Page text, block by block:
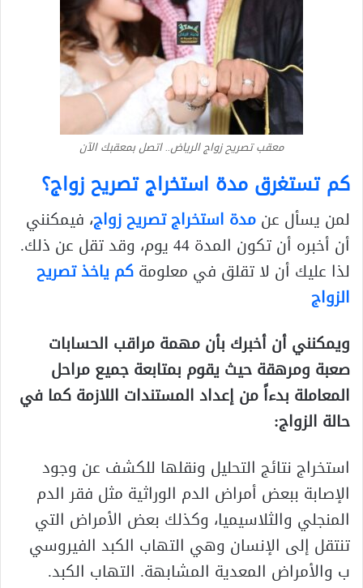
معقب تصريح زواج الرياض.. اتصل بمعقبك الآن
كم تستغرق مدة استخراج تصريح زواج؟
لمن يسأل عنمدة استخراج تصريح زواج، فيمكنني
أن أخبره أن تكون المدة 44 يوم، وقد تقل عن ذلك.
لذا عليك أن لا تقلق في معلومةكم ياخذ تصريح
الزواج
ويمكنني أن أخبرك بأن مهمة مراقب الحسابات
صعبة ومرهقة حيث يقوم بمتابعة جميع مراحل
المعاملة بدءاً من إعداد المستندات اللازمة كما في
حالة الزواج:
استخراج نتائج التحليل ونقلها للكشف عن وجود
الإصابة ببعض أمراض الدم الوراثية مثل فقر الدم
المنجلي والثلاسيميا، وكذلك بعض الأمراض التي
تنتقل إلى الإنسان وهي التهاب الكبد الفيروسي
ب والأمراض المعدية المشابهة. التهاب الكبد.